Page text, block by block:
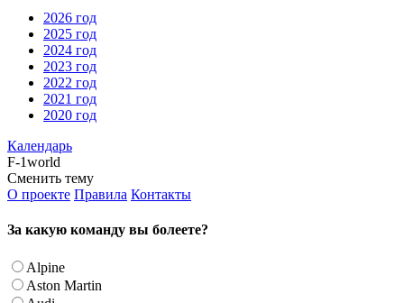
2026 год
2025 год
2024 год
2023 год
2022 год
2021 год
2020 год
Календарь
F-1world
Сменить тему
О проекте Правила Контакты
За какую команду вы болеете?
Alpine
Aston Martin